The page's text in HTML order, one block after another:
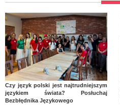
Czy język polski jest najtrudniejszym
językiem świata? Posłuchaj
Bezbłędnika Językowego